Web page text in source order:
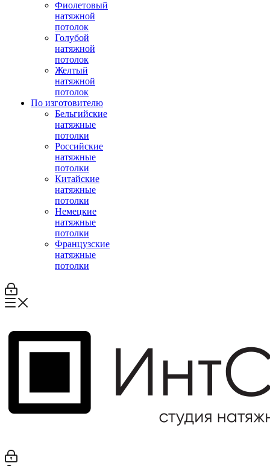
Фиолетовый
натяжной
потолок
Голубой
натяжной
потолок
Желтый
натяжной
потолок
По изготовителю
Бельгийские
натяжные
потолки
Российские
натяжные
потолки
Китайские
натяжные
потолки
Немецкие
натяжные
потолки
Французские
натяжные
потолки